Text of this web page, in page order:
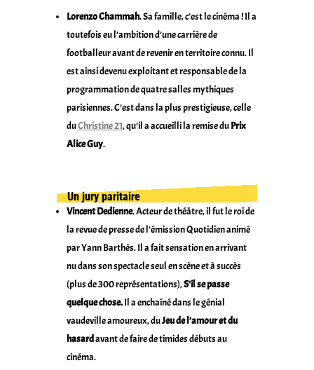
Lorenzo Chammah. Sa famille, c’est le cinéma ! Il a
toutefois eu l’ambition d’une carrière de
footballeur avant de revenir en territoire connu. Il
est ainsi devenu exploitant et responsable de la
programmation de quatre salles mythiques
parisiennes. C’est dans la plus prestigieuse, celle
duChristine 21, qu’il a accueilli la remise duPrix
Alice Guy.
Un jury paritaire
Vincent Dedienne. Acteur de théâtre, il fut le roi de
la revue de presse de l’émission Quotidien animé
par Yann Barthès. Il a fait sensation en arrivant
nu dans son spectacle seul en scène et à succès
(plus de 300 représentations),S’il se passe
quelque chose.Il a enchaîné dans le génial
vaudeville amoureux, duJeu de l’amour et du
hasardavant de faire de timides débuts au
cinéma.